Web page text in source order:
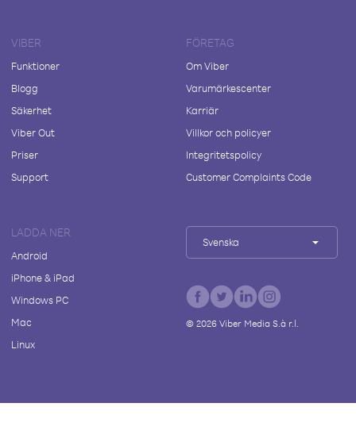
VIBER
Funktioner
Blogg
Säkerhet
Viber Out
Priser
Support
FÖRETAG
Om Viber
Varumärkescenter
Karriär
Villkor och policyer
Integritetspolicy
Customer Complaints Code
LADDA NER
Android
iPhone & iPad
Windows PC
Mac
Linux
Svenska
© 2026Viber Media S.à r.l.